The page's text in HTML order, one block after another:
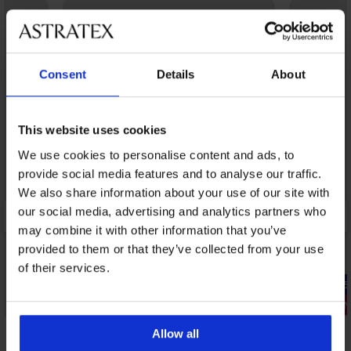
Consent Details About
This website uses cookies
We use cookies to personalise content and ads, to
provide social media features and to analyse our traffic.
We also share information about your use of our site with
our social media, advertising and analytics partners who
may combine it with other information that you’ve
provided to them or that they’ve collected from your use
of their services.
Allow all
-25% ALL25
-25% ALL25
3+1 INGYEN